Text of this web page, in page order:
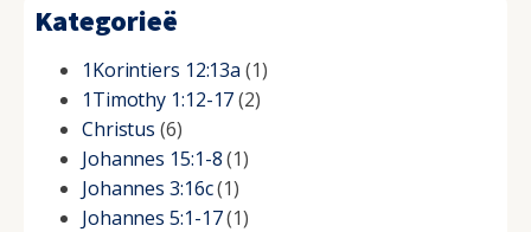
Kategorieë
1Korintiers 12:13a (1)
1Timothy 1:12-17(2)
Christus (6)
Johannes 15:1-8(1)
Johannes 3:16c(1)
Johannes 5:1-17(1)